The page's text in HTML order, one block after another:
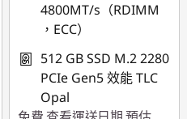
4800MT/s（RDIMM
，ECC）
512 GB SSD M.2 2280
PCIe Gen5 效能 TLC
Opal